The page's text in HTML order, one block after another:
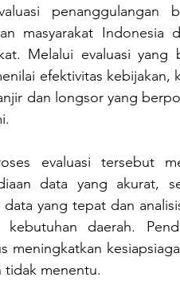
masyarakat Indonesia
Melalui evaluasi yang
efektivitas kebijakan,
dan longsor yang
data yang akurat,
data yang tepat dan
kebutuhan daerah.
meningkatkan
tidak menentu.